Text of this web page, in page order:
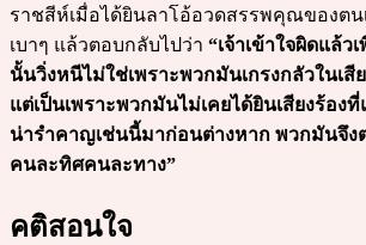
ราชสีห์เมื่อได้ยินลาโอ้อวดสรรพคุณของตน
เบาๆ แล้วตอบกลับไปว่า “เจ้าเข้าใจผิดแล้ว
นั้นวิ่งหนีไม่ใช่เพราะพวกมันเกรงกลัวในเสี
แต่เป็นเพราะพวกมันไม่เคยได้ยินเสียงร้อง
น่ารำคาญเช่นนี้มาก่อนต่างหาก พวกมันจึง
คนละทิศคนละทาง”
คติสอนใจ